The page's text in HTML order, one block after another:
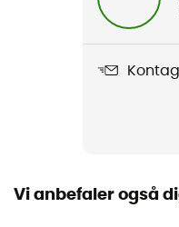
Vi anbefaler også